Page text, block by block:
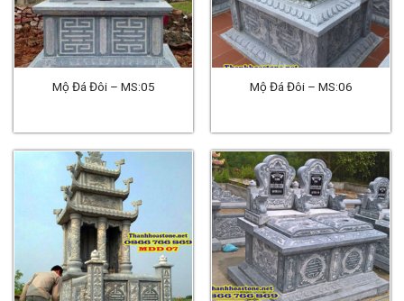
Mộ Đá Đôi – MS:05 Mộ Đá Đôi – MS:06